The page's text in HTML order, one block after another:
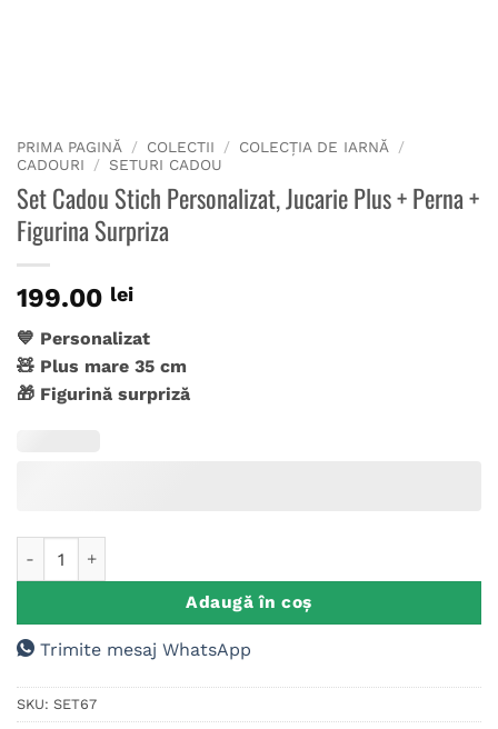
PRIMA PAGINĂ / COLECTII / COLECȚIA DE IARNĂ
/
CADOURI
/ SETURI CADOU
Set Cadou Stich Personalizat, Jucarie Plus + Perna +
Figurina Surpriza
199.00 lei
💙 Personalizat
🧸 Plus mare 35 cm
🎁 Figurină surpriză
Adaugă în coș
Trimite mesaj WhatsApp
SKU: SET67